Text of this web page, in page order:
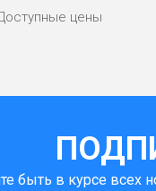
цены
быть в курсе всех